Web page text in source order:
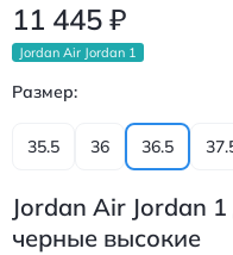
11 445 ₽
Jordan Air Jordan 1
Размер:
35.5 36 36.5
Jordan Air Jordan
черные высокие